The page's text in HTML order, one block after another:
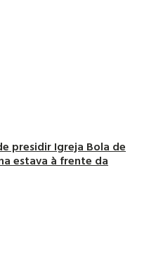
presidir Igreja Bola de
estava à frente da